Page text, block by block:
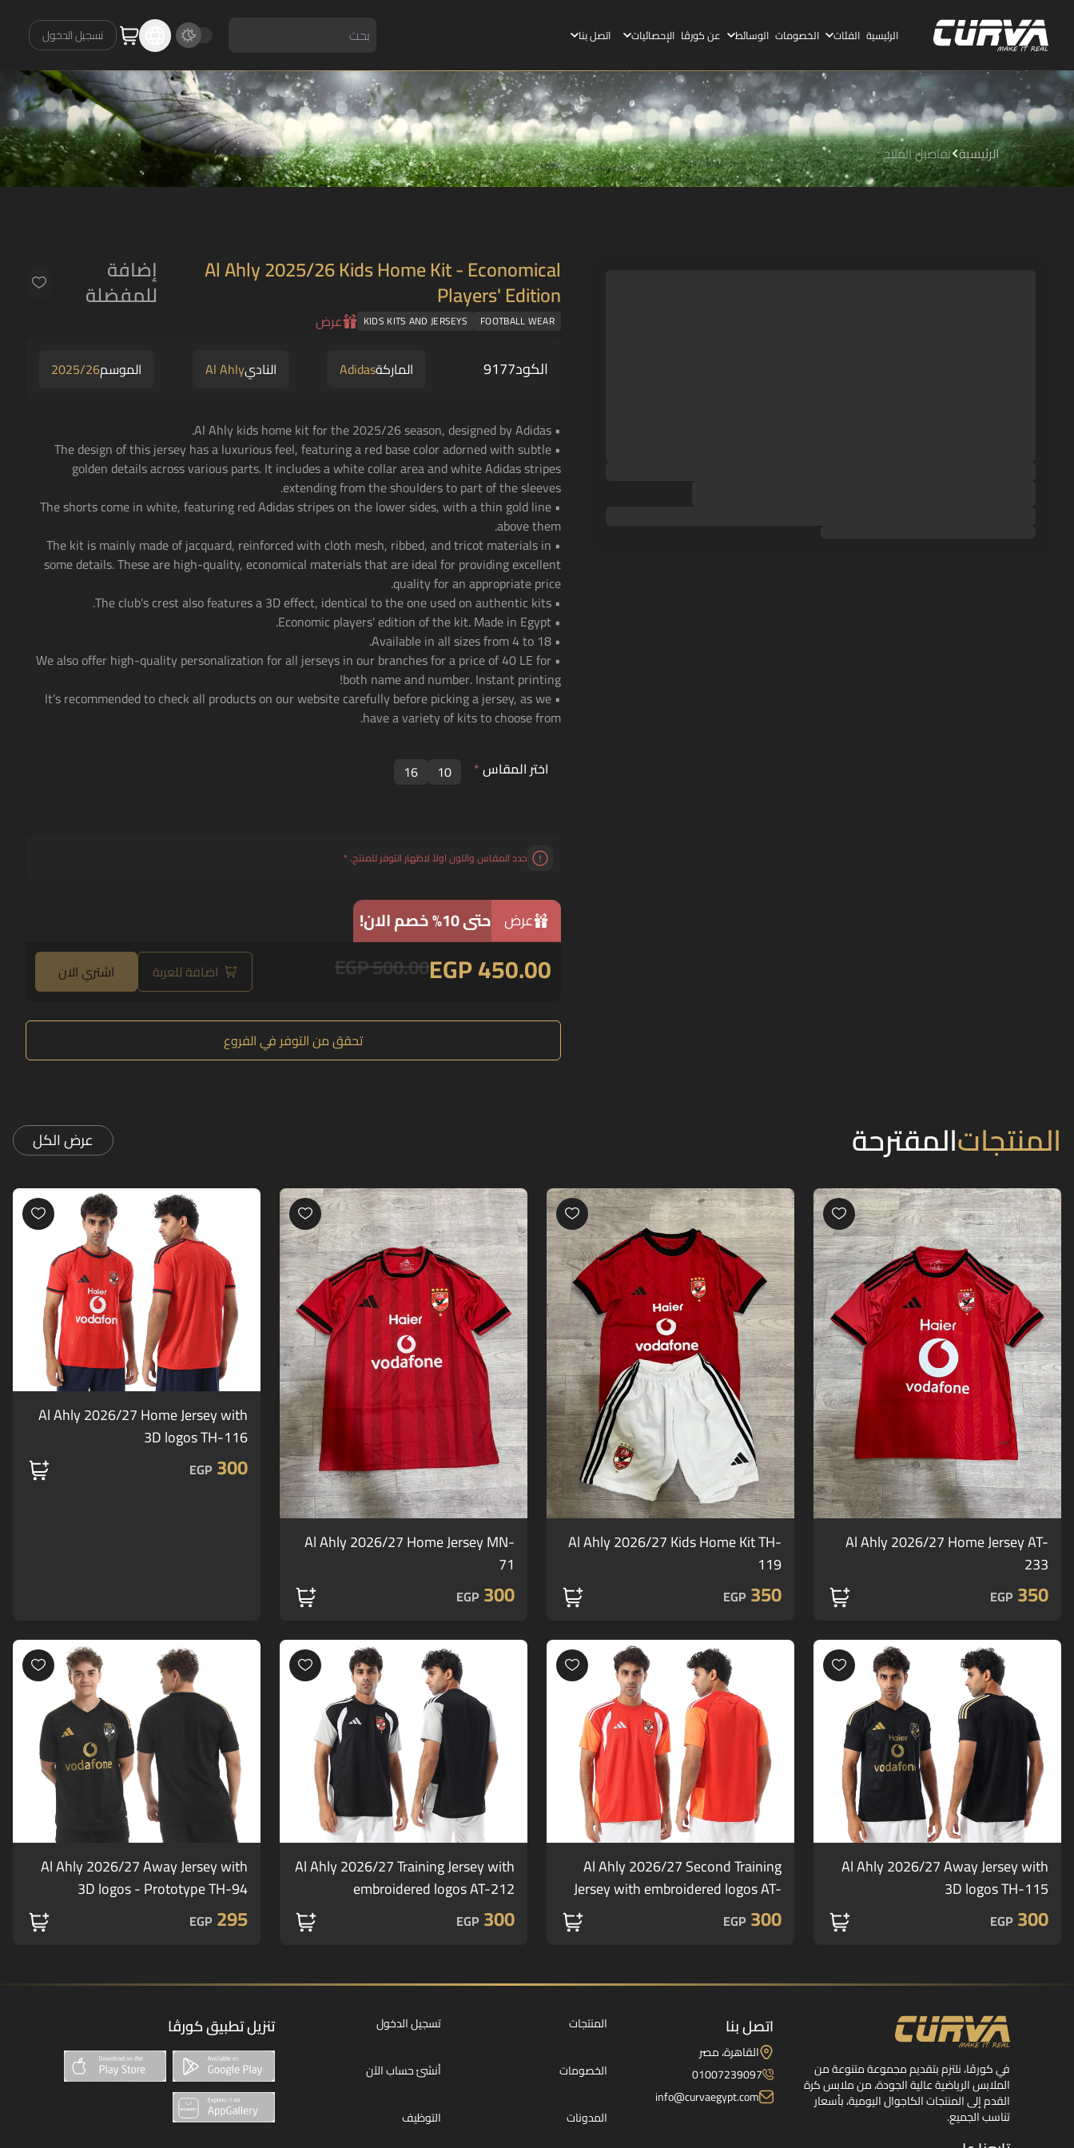
الرئيسية الفئات الخصومات الوسائط عن كورڤا الإحصائيات اتصل بنا تسجيل الدخول
الرئيسية تفاصيل المنتج
Al Ahly 2025/26 Kids Home Kit - Economical
Players' Edition
إضافة
للمفضلة
FOOTBALL WEAR
KIDS KITS AND JERSEYS عرض
الكود9177 الماركةAdidas الناديAl Ahly الموسم2025/26
• Al Ahly kids home kit for the 2025/26 season, designed by Adidas.
• The design of this jersey has a luxurious feel, featuring a red base color adorned with subtle
golden details across various parts. It includes a white collar area and white Adidas stripes
extending from the shoulders to part of the sleeves.
• The shorts come in white, featuring red Adidas stripes on the lower sides, with a thin gold line
above them.
• The kit is mainly made of jacquard, reinforced with cloth mesh, ribbed, and tricot materials in
some details. These are high-quality, economical materials that are ideal for providing excellent
quality for an appropriate price.
• The club's crest also features a 3D effect, identical to the one used on authentic kits.
• Economic players' edition of the kit. Made in Egypt.
• Available in all sizes from 4 to 18.
• We also offer high-quality personalization for all jerseys in our branches for a price of 40 LE for
both name and number. Instant printing!
• It’s recommended to check all products on our website carefully before picking a jersey, as we
have a variety of kits to choose from.
اختر المقاس*
10
16
حدد المقاس واللون اولاً لاظهار التوفر للمنتج.*
عرض حتى 10% خصم الان!
EGP 450.00
EGP 500.00 اضافة للعربة اشتري الان
تحقق من التوفر في الفروع
المنتجاتالمقترحة عرض الكل
Al Ahly 2026/27 Home Jersey AT-
233
350
EGP
Al Ahly 2026/27 Kids Home Kit TH-
119
350
EGP
Al Ahly 2026/27 Home Jersey MN-
71
300
EGP
Al Ahly 2026/27 Home Jersey with
3D logos TH-116
300
EGP
Al Ahly 2026/27 Away Jersey with
3D logos TH-115
300
EGP
Al Ahly 2026/27 Second Training
Jersey with embroidered logos AT-
213
300
EGP
Al Ahly 2026/27 Training Jersey with
embroidered logos AT-212
300
EGP
Al Ahly 2026/27 Away Jersey with
3D logos - Prototype TH-94
295
EGP
في كورڤا، نلتزم بتقديم مجموعة متنوعة من
الملابس الرياضية عالية الجودة، من ملابس كرة
القدم إلى المنتجات الكاجوال اليومية، بأسعار
تناسب الجميع.
اتصل بنا
القاهرة، مصر
01007239097
info@curvaegypt.com
المنتجات
الخصومات
المدونات
تسجيل الدخول
أنشئ حساب الآن
التوظيف
تنزيل تطبيق كورڤا